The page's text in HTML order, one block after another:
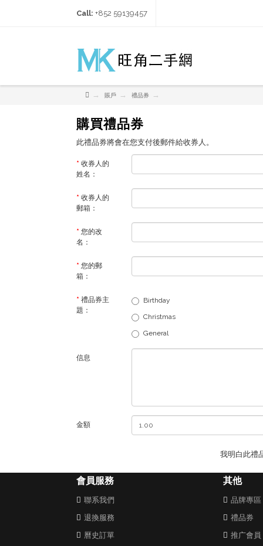
Call: +852 59139457‬
→ 賬戶 → 禮品券 →
購買禮品券
此禮品券將會在您支付後郵件給收券人。
收券人的
姓名：
收券人的
郵箱：
您的改
名：
您的郵
箱：
禮品券主
題：
Birthday
Christmas
General
信息
金額
我明白此禮
會員服務
聯系我們
退換服務
曆史訂單
其他
品牌專區
禮品券
推广會員